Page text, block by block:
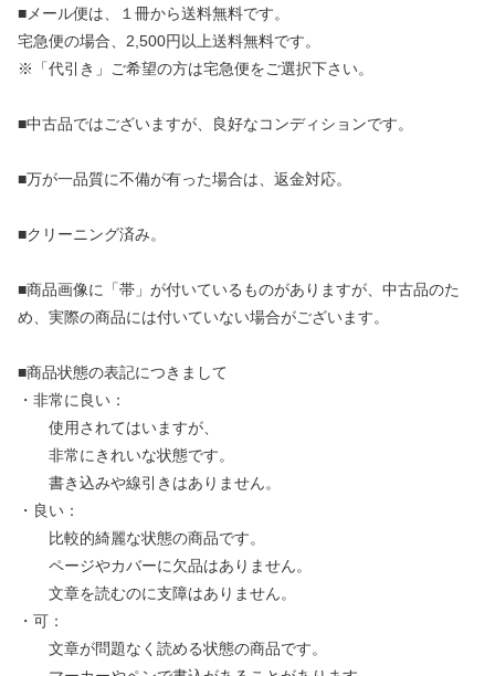
■メール便は、１冊から送料無料です。
宅急便の場合、2,500円以上送料無料です。
※「代引き」ご希望の方は宅急便をご選択下さい。
■中古品ではございますが、良好なコンディションです。
■万が一品質に不備が有った場合は、返金対応。
■クリーニング済み。
■商品画像に「帯」が付いているものがありますが、中古品のた
め、実際の商品には付いていない場合がございます。
■商品状態の表記につきまして
・非常に良い：
使用されてはいますが、
非常にきれいな状態です。
書き込みや線引きはありません。
・良い：
比較的綺麗な状態の商品です。
ページやカバーに欠品はありません。
文章を読むのに支障はありません。
・可：
文章が問題なく読める状態の商品です。